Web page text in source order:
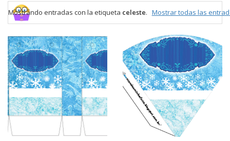
Mostrando entradas con la etiqueta celeste. Mostrar todas las